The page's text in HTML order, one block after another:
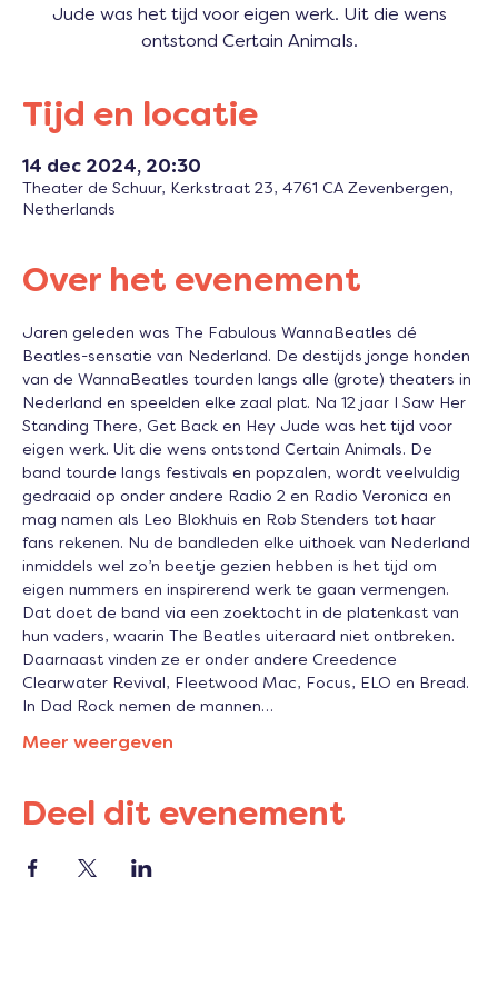
Jude was het tijd voor eigen werk. Uit die wens
ontstond Certain Animals.
Tijd en locatie
14 dec 2024, 20:30
Theater de Schuur, Kerkstraat 23, 4761 CA Zevenbergen,
Netherlands
Over het evenement
Jaren geleden was The Fabulous WannaBeatles dé
Beatles-sensatie van Nederland. De destijds jonge honden
van de WannaBeatles tourden langs alle (grote) theaters in
Nederland en speelden elke zaal plat. Na 12 jaar I Saw Her
Standing There, Get Back en Hey Jude was het tijd voor
eigen werk. Uit die wens ontstond Certain Animals. De
band tourde langs festivals en popzalen, wordt veelvuldig
gedraaid op onder andere Radio 2 en Radio Veronica en
mag namen als Leo Blokhuis en Rob Stenders tot haar
fans rekenen. Nu de bandleden elke uithoek van Nederland
inmiddels wel zo’n beetje gezien hebben is het tijd om
eigen nummers en inspirerend werk te gaan vermengen.
Dat doet de band via een zoektocht in de platenkast van
hun vaders, waarin The Beatles uiteraard niet ontbreken.
Daarnaast vinden ze er onder andere Creedence
Clearwater Revival, Fleetwood Mac, Focus, ELO en Bread.
In Dad Rock nemen de mannen…
Meer weergeven
Deel dit evenement